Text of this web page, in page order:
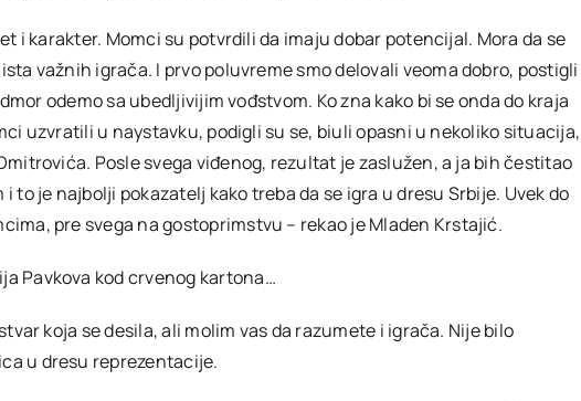
i karakter. Momci su potvrdili da imaju dobar potencijal. Mora da se
važnih igrača. I prvo poluvreme smo delovali veoma dobro, postigli
odemo sa ubedljivijim vođstvom. Ko zna kako bi se onda do kraja
uzvratili u naystavku, podigli su se, biuli opasni u nekoliko situacija,
Posle svega viđenog, rezultat je zaslužen, a ja bih čestitao
to je najbolji pokazatelj kako treba da se igra u dresu Srbije. Uvek do
pre svega na gostoprimstvu – rekao je Mladen Krstajić.
Pavkova kod crvenog kartona…
koja se desila, ali molim vas da razumete i igrača. Nije bilo
u dresu reprezentacije.